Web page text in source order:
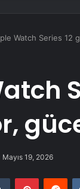
Watch Series 12
Mayıs 19, 2026
Tumblr Pinterest